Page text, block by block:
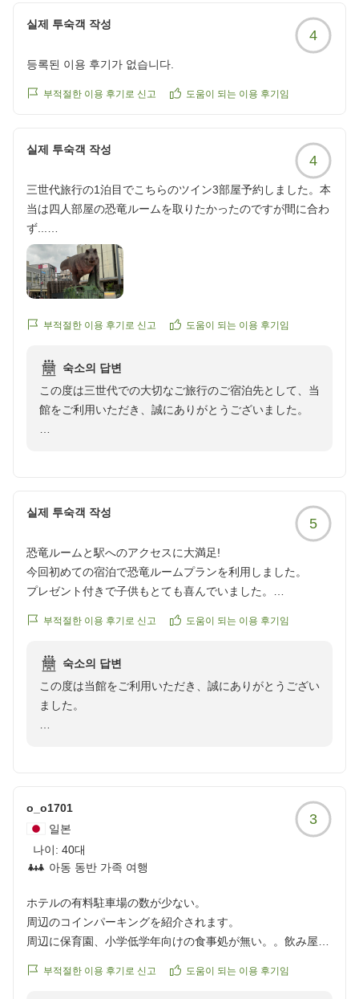
当館では、今秋11月より最上階大浴場の大規模なリニ
ューアル工事を予定しております。サウナの拡張や水風
呂の新設など、より広々と快適に癒やしの時間をお過ご
に努めてまいります。
次回福井にお越しの際にもぜひ当ホテルへお帰りいただ
き、さらに新しく進化した大浴場と変わらぬ美味しい朝
アケボノおもてなし隊 奥田
실제 투숙객 작성
4
등록된 이용 후기가 없습니다.
부적절한 이용 후기로 신고 도움이 되는 이용 후기임
실제 투숙객 작성
4
三世代旅行の1泊目でこちらのツイン3部屋予約しました。本
当は四人部屋の恐竜ルームを取りたかったのですが間に合わ
ず...
メールにて3部屋を近くにしてほしいことと、恐竜ルームの
キャンセル待ちで予約が変わるかもしれない旨をお伝えした
ところ、1つの部屋を追加料金で恐竜たくさんの恐竜ルーム
しかもお土産付き...下の子はたいそう喜び恐竜に囲まれてめ
福井駅も徒歩圏内でモニュメントを見に行き夕飯も駅近で食
べて帰ってこれる距離でした。
ありがとうございました!
부적절한 이용 후기로 신고 도움이 되는 이용 후기임
숙소의 답변
この度は三世代での大切なご旅行のご宿泊先として、当
館をご利用いただき、誠にありがとうございました。
竜仕様に変更させていただいたことで、お子様にお喜び
いただけたご様子を大変嬉しく拝読いたしました。恐竜
たちに囲まれて楽しそうに遊ばれたとのお話は、スタッ
フ一同にとって何よりの励みでございます。
のお食事などもお楽しみいただき、ご家族皆様の思い出
これからも、お客様一人ひとりのご要望にできる限り寄
り添い、心に残るご滞在をご提供できるよう努めてまい
す。
アケボノおもてなし隊 島田
실제 투숙객 작성
5
恐竜ルームと駅へのアクセスに大満足!
今回初めての宿泊で恐竜ルームプランを利用しました。
プレゼント付きで子供もとても喜んでいました。
しむことができ、とても満足のいく宿泊となりました。
他の画像やクチコミの詳細はこちらから
https://review.travel.rakuten.co.jp/hotel/voice/168?
reviewId=33123478327836
부적절한 이용 후기로 신고 도움이 되는 이용 후기임
숙소의 답변
この度は当館をご利用いただき、誠にありがとうござい
ました。
恐竜ルームやプレゼントをお子様にお喜びいただけたと
のこと、スタッフ一同大変嬉しく拝読いたしました。ご
家族皆様の思い出づくりのお手伝いができましたことを
光栄に存じます。
また、福井駅までのアクセスや駅前の恐竜展示もお楽し
みいただき、ご滞在にご満足いただけたご様子で何より
でございます。恐竜王国・福井ならではの魅力を満喫し
o_o1701
일본
나이: 40대
아동 동반 가족 여행
3
ホテルの有料駐車場の数が少ない。
周辺のコインパーキングを紹介されます。
周辺に保育園、小学低学年向けの食事処が無い。。飲み屋が
クチコミの詳細はこちらから
부적절한 이용 후기로 신고 도움이 되는 이용 후기임